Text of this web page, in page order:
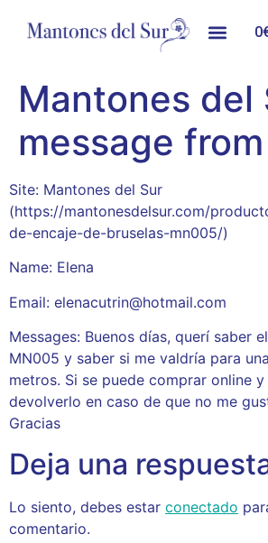
0
Mantones del
message
Site: Mantones del Sur
(https://mantonesdelsur.com/
de-encaje-de-bruselas-mn005/)
Name: Elena
Email: elenacutrin@hotmail.com
Messages: Buenos días, querí saber
MN005 y saber si me valdría para
metros. Si se puede comprar online
devolverlo en caso de que no me
Gracias
Deja una
Lo siento, debes estar conectado
comentario.